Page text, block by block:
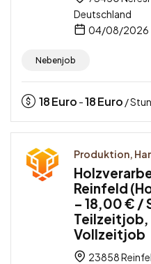
Deutschland
04/08/2026
Nebenjob
18Euro -18Euro /
Produktion,
Reinfeld
– 18,00 € /
Teilzeitjob,
Vollzeitjob
23858